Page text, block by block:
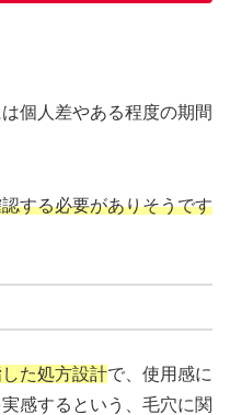
個人差やある程度の期間
する必要がありそうです
た処方設計で、使用感に
感するという、毛穴に関